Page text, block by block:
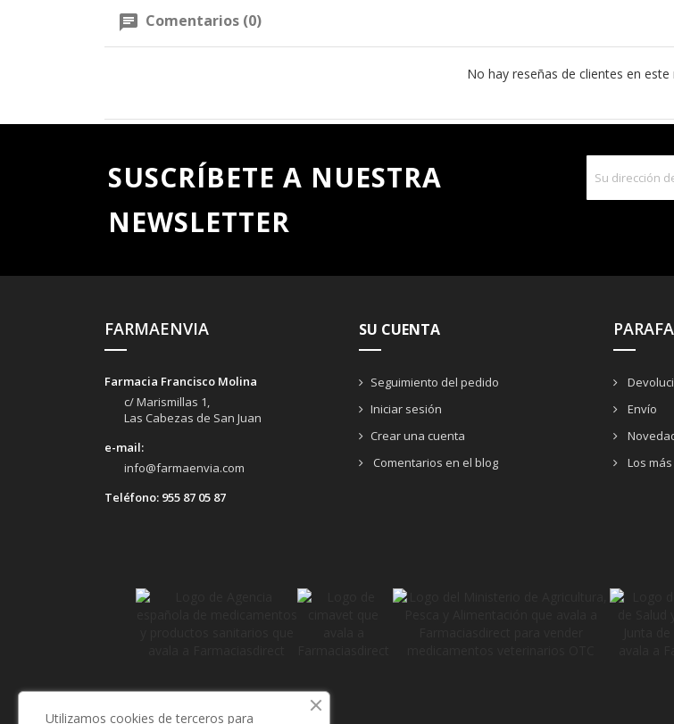
Comentarios (0)
No hay reseñas de clientes en
SUSCRÍBETE A NUESTRA
NEWSLETTER
FARMAENVIA
Farmacia Francisco Molina
c/ Marismillas 1,
Las Cabezas de San Juan
e-mail:
info@farmaenvia.com
Teléfono: 955 87 05 87
SU CUENTA
Seguimiento del pedido
Iniciar sesión
Crear una cuenta
Comentarios en el blog
Envío
Los
Utilizamos cookies de terceros para